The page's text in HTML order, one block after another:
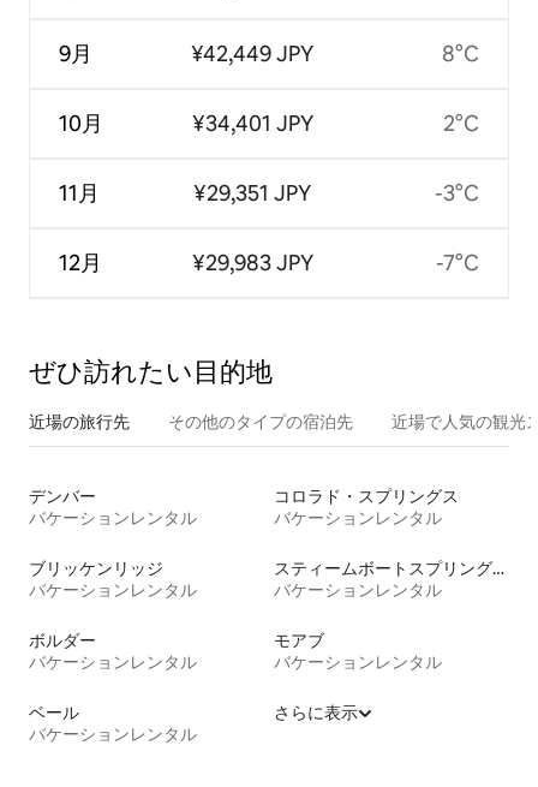
9月
10月
11月
12月
¥42,449 JPY
¥34,401 JPY
¥29,351 JPY
¥29,983 JPY
8°C
2°C
-3°C
-7°C
ぜひ訪⁠れ⁠た⁠い目⁠的⁠地
近場の旅行先 その他のタ⁠イ⁠プ⁠の宿⁠泊⁠先 近場で人気の観光
デンバー
バケーションレンタル
コロラド・スプリングス
バケーションレンタル
ブリッケンリッジ
バケーションレンタル
スティームボートスプリングス
バケーションレンタル
ボルダー
バケーションレンタル
モアブ
バケーションレンタル
ベール
バケーションレンタル
さらに表示